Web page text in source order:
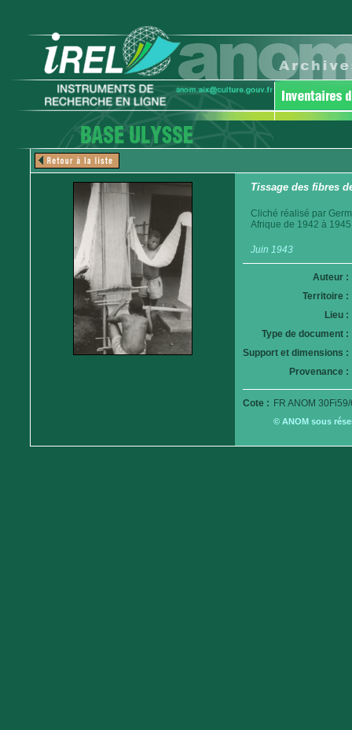
Tissage des fibres
Cliché réalisé par
Afrique de 1942 à
Juin 1943
Auteur :
Territoire :
Lieu :
Type de document :
Support et dimensions :
Provenance :
Cote : FR ANOM
© ANOM sous